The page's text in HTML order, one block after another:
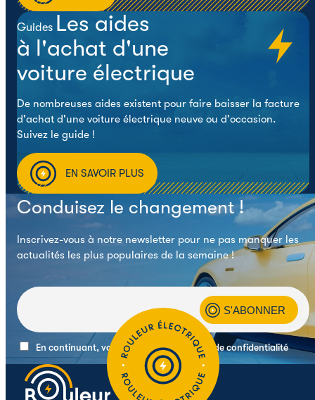
Guides Les aides
à l'achat d'une
voiture électrique
De nombreuses aides existent pour faire baisser la facture
d'achat d'une voiture électrique neuve ou d'occasion.
Suivez le guide !
EN SAVOIR PLUS
Conduisez le changement !
Inscrivez-vous à notre newsletter pour ne pas manquer les
actualités les plus populaires de la semaine !
En continuant, vous acceptez la politique de confidentialité